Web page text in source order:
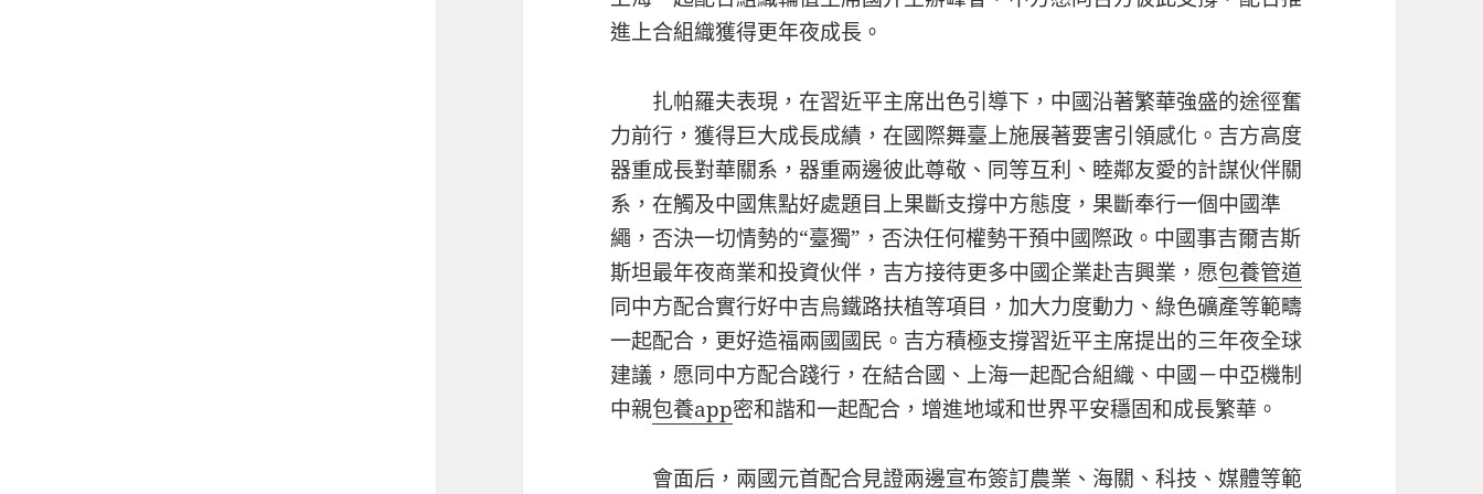
進上合組織獲得更年夜成長。
扎帕羅夫表現，在習近平主席出色引導下，中國沿著繁華強盛的途徑奮
力前行，獲得巨大成長成績，在國際舞臺上施展著要害引領感化。吉方高度
器重成長對華關系，器重兩邊彼此尊敬、同等互利、睦鄰友愛的計謀伙伴關
系，在觸及中國焦點好處題目上果斷支撐中方態度，果斷奉行一個中國準
繩，否決一切情勢的“臺獨”，否決任何權勢干預中國際政。中國事吉爾吉斯
斯坦最年夜商業和投資伙伴，吉方接待更多中國企業赴吉興業，愿包養管道
同中方配合實行好中吉烏鐵路扶植等項目，加大力度動力、綠色礦產等範疇
一起配合，更好造福兩國國民。吉方積極支撐習近平主席提出的三年夜全球
建議，愿同中方配合踐行，在結合國、上海一起配合組織、中國－中亞機制
中親包養app密和諧和一起配合，增進地域和世界平安穩固和成長繁華。
會面后，兩國元首配合見證兩邊宣布簽訂農業、海關、科技、媒體等範